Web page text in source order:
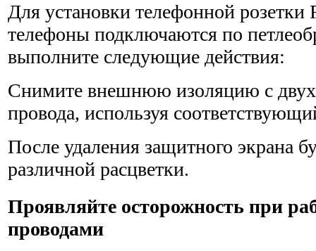
Для установки телефонной розетки
телефоны подключаются по
выполните следующие действия:
Снимите внешнюю изоляцию с
провода, используя
После удаления защитного экрана
различной расцветки.
Проявляйте осторожность при
проводами